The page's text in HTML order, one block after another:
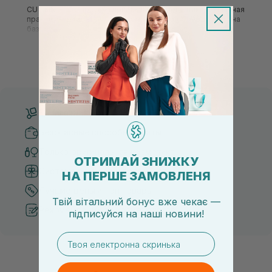
CU SKIN — это профессиональная космецевтика, созданная
практикующими врачами-дерматологами. Бренд вырос на
базе сети клиник Clean Up в Южной Корее, поэтому его
формулы разрабатывались для кожи, которая нуждается в
деликатном восстановлении после процедур, стресса,
раздражения или возрастных изменений. Косметика CU
SKIN обеспечивает премиальный уход для тех, кто ищет
научный подход и реальное решение сложных
эстетических проблем кожи.
Подробнее
Бесплатная доставка от 3000 UAH
Безопасные способы оплаты
Система бонусов и лояльности
Рекомендации от косметологов
ОТРИМАЙ ЗНИЖКУ
НА ПЕРШЕ ЗАМОВЛЕНЯ
Твій вітальний бонус вже чекає —
підписуйся на наші новини!
email